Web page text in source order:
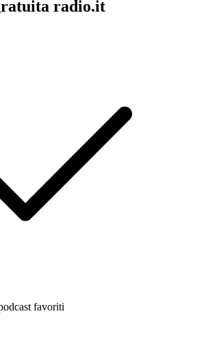
radio.it
favoriti